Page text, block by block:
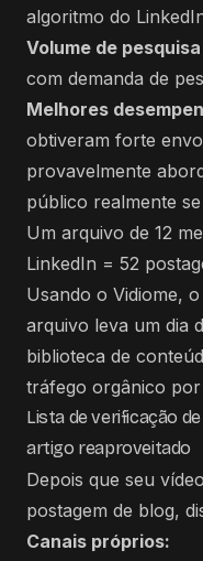
algoritmo do
Volume de pesquisa
com demanda de
Melhores
obtiveram forte
provavelmente
público realmente
Um arquivo de 12
LinkedIn = 52
Usando o Vidiome,
arquivo leva um dia
biblioteca de
tráfego orgânico por
Lista de verificação
artigo reaproveitado
Depois que seu
postagem de blog,
Canais próprios: